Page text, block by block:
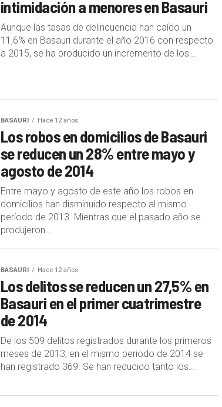
intimidación a menores en Basauri
Aunque las tasas de delincuencia han caído un
11,6% en Basauri durante el año 2016 con respecto
a 2015, se ha producido un incremento de los...
BASAURI Hace 12 años
Los robos en domicilios de Basauri
se reducen un 28% entre mayo y
agosto de 2014
Entre mayo y agosto de este año los robos en
domicilios han disminuido respecto al mismo
período de 2013. Mientras que el pasado año se
produjeron...
BASAURI Hace 12 años
Los delitos se reducen un 27,5% en
Basauri en el primer cuatrimestre
de 2014
De los 509 delitos registrados durante los primeros
meses de 2013, en el mismo periodo de 2014 se
han registrado 369. Se han reducido tanto los...